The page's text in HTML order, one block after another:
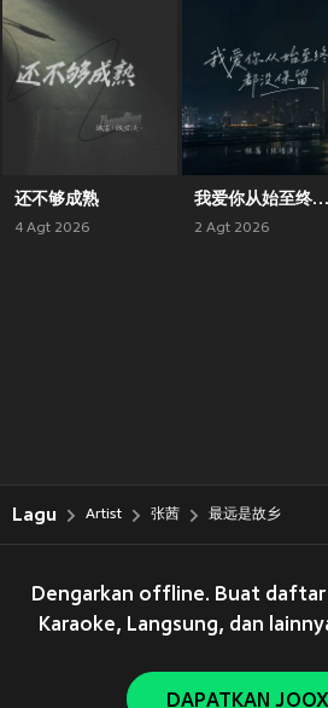
还不够成熟
4 Agt 2026
我爱你从始至终都没保留
2 Agt 2026
Lagu Artist 张茜 最远是故乡
Dengarkan offline. Buat daftar
Karaoke, Langsung, dan
DAPATKAN